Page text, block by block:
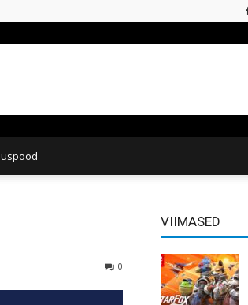
0
VIIMASED